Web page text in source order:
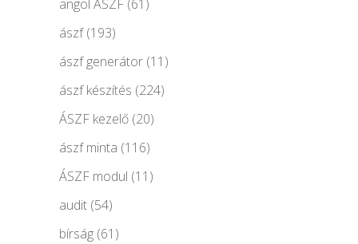
angol ÁSZF (61)
ászf(193)
ászf generátor (11)
ászf készítés (224)
ÁSZF kezelő (20)
ászf minta (116)
ÁSZF modul (11)
audit (54)
bírság (61)